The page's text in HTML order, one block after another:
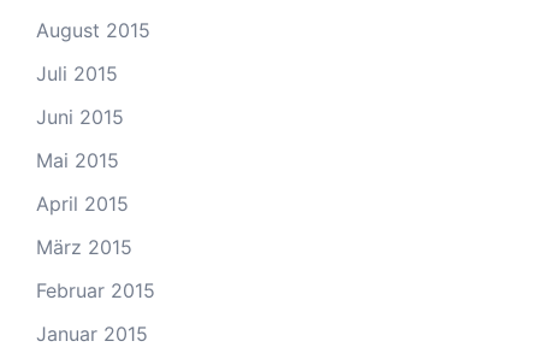
August 2015
Juli 2015
Juni 2015
Mai 2015
April 2015
März 2015
Februar 2015
Januar 2015